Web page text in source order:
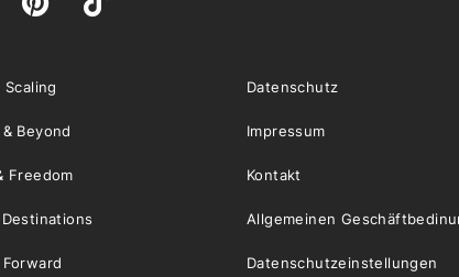
Beyond
Freedom
Forward
Datenschutz
Impressum
Kontakt
Allgemeinen
Datenschutzeinstellungen